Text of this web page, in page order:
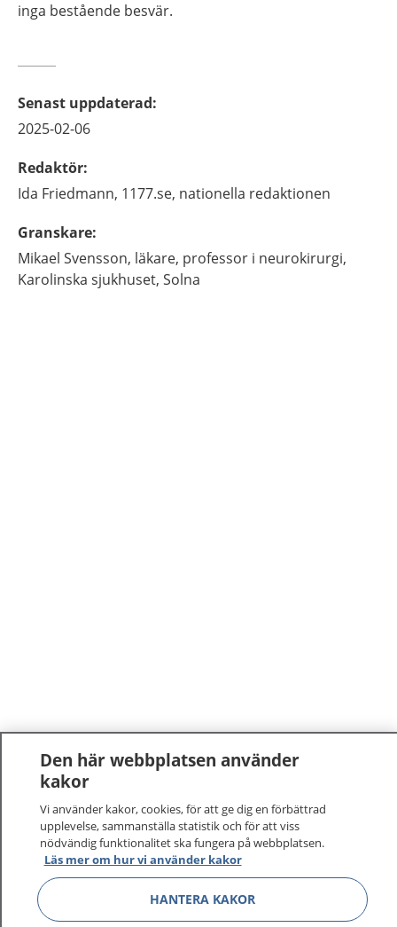
inga bestående besvär.
Senast uppdaterad:
2025-02-06
Redaktör:
Ida Friedmann, 1177.se, nationella redaktionen
Granskare:
Mikael Svensson, läkare, professor i neurokirurgi,
Karolinska sjukhuset, Solna
1177 –tryggt om din hälsa och vård
På 1177.se får du råd om hälsa och information om
sjukdomar och vilka mottagningar du kan kontakta.
Logga in för att läsa din journal och göra dina
vårdärenden. Ring telefonnummer 1177 för
sjukvårdsrådgivning dygnet runt.
Den här webbplatsen använder
kakor
Vi använder kakor, cookies, för att ge dig en förbättrad
upplevelse, sammanställa statistik och för att viss
nödvändig funktionalitet ska fungera på webbplatsen.
Läs mer om hur vi använder kakor
HANTERA KAKOR